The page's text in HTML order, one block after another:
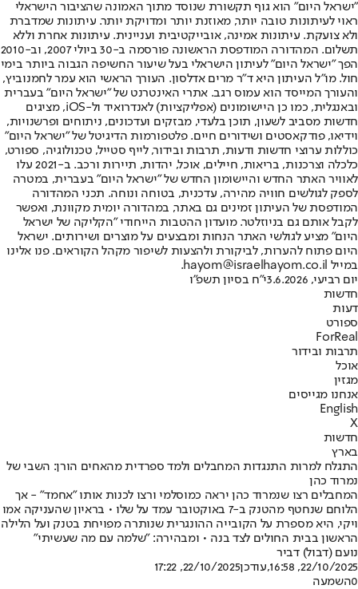
"ישראל היום" הוא גוף תקשורת שנוסד מתוך האמונה שהציבור הישראלי
ראוי לעיתונות טובה יותר, מאוזנת יותר ומדויקת יותר. עיתונות שמדברת
ולא צועקת. עיתונות אמינה, אובייקטיבית ועניינית. עיתונות אחרת וללא
תשלום. המהדורה המודפסת הראשונה פורסמה ב-30 ביולי 2007, וב-2010
הפך "ישראל היום" לעיתון הישראלי בעל שיעור החשיפה הגבוה ביותר בימי
חול. מו"ל העיתון היא ד"ר מרים אדלסון. העורך הראשי הוא עמר לחמנוביץ,
והעורך המייסד הוא עמוס רגב. אתרי האינטרנט של "ישראל היום" בעברית
ובאנגלית, כמו כן היישומונים (אפליקציות) לאנדרואיד ול-iOS, מציגים
חדשות מסביב לשעון, תוכן בלעדי, מבזקים ועדכונים, ניתוחים ופרשנויות,
וידיאו, פודקאסטים ושידורים חיים. פלטפורמות הדיגיטל של "ישראל היום"
כוללות ערוצי חדשות ודעות, תרבות ובידור, לייף סטייל, טכנולוגיה, ספורט,
כלכלה וצרכנות, בריאות, חיילים, אוכל, יהדות, תיירות ורכב. ב-2021 עלו
לאוויר האתר החדש והיישומון החדש של "ישראל היום" בעברית, במטרה
לספק לגולשים חוויה מהירה, עדכנית, בטוחה ונוחה. תכני המהדורה
המודפסת של העיתון זמינים גם באתר, במהדורה יומית מקוונת, ואפשר
לקבל אותם גם בניוזלטר. מועדון ההטבות הייחודי "הקליקה של ישראל
היום" מציע לגולשי האתר הנחות ומבצעים על מוצרים ושירותים. ישראל
היום פתוח להערות, לביקורת ולהצעות לשיפור מקהל הקוראים. פנו אלינו
במייל hayom@israelhayom.co.il.
יום רביעי, 3.6.2026
י"ח בסיון תשפ"ו
חדשות
דעות
ספורט
ForReal
תרבות ובידור
אוכל
מגזין
אנחנו מגייסים
English
X
חדשות
בארץ
התגלח למרות התנגדות המחבלים ולמד ספרדית מהאחים הורן: השבי של
נמרוד כהן
המחבלים רצו שנמרוד כהן יראה כמוסלמי ורצו לכנות אותו "אחמד" - אך
הלוחם שנחטף מהטנק ב-7 באוקטובר עמד על שלו • בראיון שהעניקה אמו
ויקי, היא מספרת על הקובייה ההונגרית שנותרה מפויחת בטנק ועל הלילה
הראשון בבית החולים לצד בנה • ומבהירה: "שלמה עם מה שעשיתי"
נועם (דבול) דביר
22/10/2025, 16:58
,עודכן22/10/2025, 17:22
0השמעה